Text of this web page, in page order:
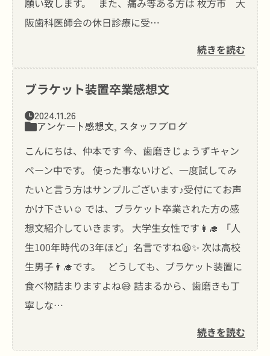
願い致します。 また、痛み等ある方は 枚方市 大
阪歯科医師会の休日診療に受…
続きを読む
ブラケット装置卒業感想文
2024.11.26
アンケート感想文, スタッフブログ
こんにちは、仲本です 今、歯磨きじょうずキャン
ペーン中です。 使った事ないけど、一度試してみ
たいと言う方はサンプルございます♪受付にてお声
かけ下さい☺️ では、ブラケット卒業された方の感
想文紹介していきます。 大学生女性です👩‍🎓 「人
生100年時代の3年ほど」名言ですね😆✨ 次は高校
生男子👨‍🎓です。 どうしても、ブラケット装置に
食べ物詰まりますよね😅 詰まるから、歯磨きも丁
寧しな…
続きを読む